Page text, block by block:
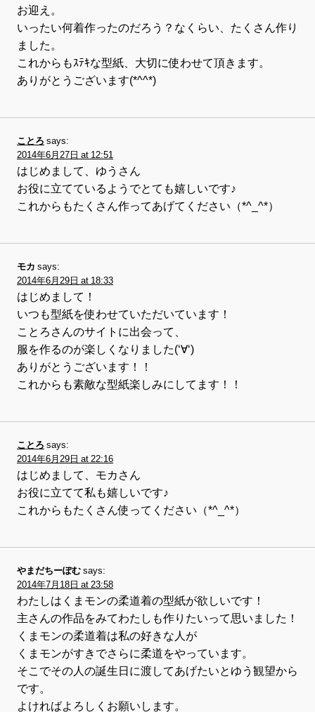
お迎え。
いったい何着作ったのだろう？なくらい、たくさん作り
ました。
これからもｽﾃｷな型紙、大切に使わせて頂きます。
ありがとうございます(*^^*)
ことろ says:
2014年6月27日 at 12:51
はじめまして、ゆうさん
お役に立てているようでとても嬉しいです♪
これからもたくさん作ってあげてください（*^_^*）
モカ says:
2014年6月29日 at 18:33
はじめまして！
いつも型紙を使わせていただいています！
ことろさんのサイトに出会って、
服を作るのが楽しくなりました(‘∀‘)
ありがとうございます！！
これからも素敵な型紙楽しみにしてます！！
ことろ says:
2014年6月29日 at 22:16
はじめまして、モカさん
お役に立てて私も嬉しいです♪
これからもたくさん使ってください（*^_^*）
やまだちーぽむ says:
2014年7月18日 at 23:58
わたしはくまモンの柔道着の型紙が欲しいです！
主さんの作品をみてわたしも作りたいって思いました！
くまモンの柔道着は私の好きな人が
くまモンがすきでさらに柔道をやっています。
そこでその人の誕生日に渡してあげたいとゆう観望から
です。
よければよろしくお願いします。